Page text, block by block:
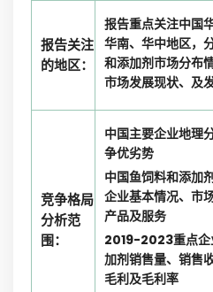
报告关注
的地区：
报告重点关注中国
华南、华中地区，
和添加剂市场分布
市场发展现状、及
竞争格局
分析范
围：
中国主要企业地理
争优劣势
中国鱼饲料和添加
企业基本情况、市
产品及服务
2019-2023重点企
加剂销售量、销售
毛利及毛利率